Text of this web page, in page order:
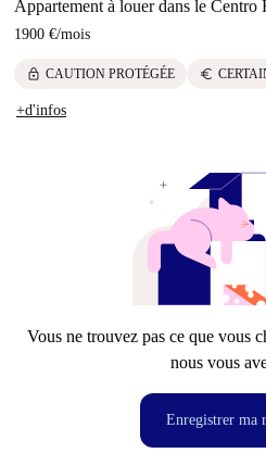
Appartement à louer dans le Centro
1900 €/mois
lock CAUTION PROTÉGÉE euro
+d'infos
Vous ne trouvez pas ce que vous
nous vous
Enregistrer ma